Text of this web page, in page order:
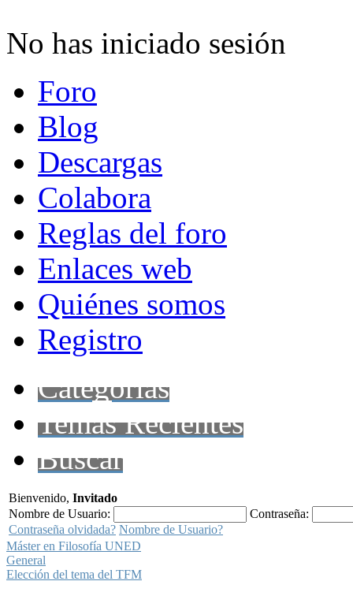
No has iniciado sesión
Foro
Blog
Descargas
Colabora
Reglas del foro
Enlaces web
Quiénes somos
Registro
Categorías
Temas Recientes
Buscar
Bienvenido, Invitado
Nombre de Usuario:
Contraseña:
Contraseña olvidada? Nombre de Usuario?
Máster en Filosofía UNED
General
Elección del tema del TFM